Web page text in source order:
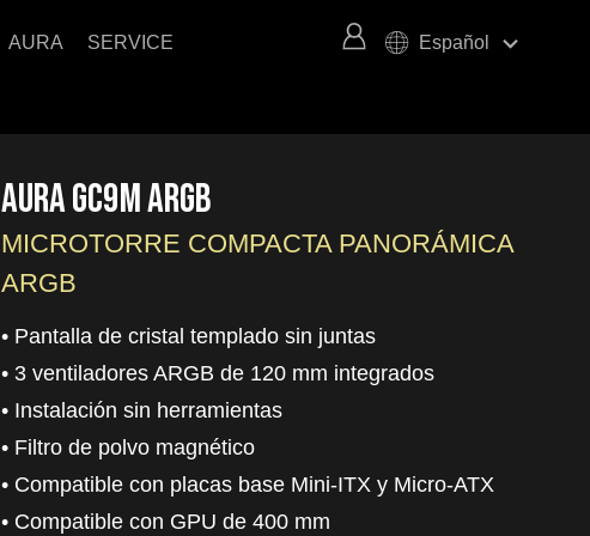
AURA SERVICE Español keyboard_arrow_right
AURA GC9M ARGB
MICROTORRE COMPACTA PANORÁMICA
ARGB
• Pantalla de cristal templado sin juntas
• 3 ventiladores ARGB de 120 mm integrados
• Instalación sin herramientas
• Filtro de polvo magnético
• Compatible con placas base Mini-ITX y Micro-ATX
• Compatible con GPU de 400 mm